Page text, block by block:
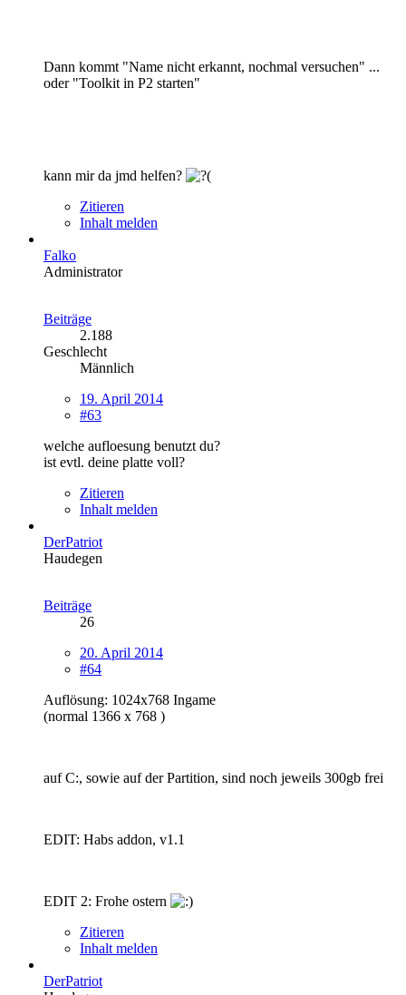
Dann kommt "Name nicht erkannt, nochmal versuchen" ...
oder "Toolkit in P2 starten"
kann mir da jmd helfen?
Zitieren
Inhalt melden
Falko
Administrator
Beiträge
2.188
Geschlecht
Männlich
19. April 2014
#63
welche aufloesung benutzt du?
ist evtl. deine platte voll?
Zitieren
Inhalt melden
DerPatriot
Haudegen
Beiträge
26
20. April 2014
#64
Auflösung: 1024x768 Ingame
(normal 1366 x 768 )
auf C:, sowie auf der Partition, sind noch jeweils 300gb frei
EDIT: Habs addon, v1.1
EDIT 2: Frohe ostern
Zitieren
Inhalt melden
DerPatriot